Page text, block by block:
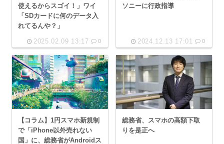
使えるからスゴイ！」ワイ
「SDカードに何のデータ入
れてるんや？」
2025.02.09 13:17 0
ソニーに行政指導
2024.12.13 17:01 0
【コラム】1円スマホ新規制
で「iPhone以外売れない
国」に、総務省がAndroidス
総務省、スマホの高額下取
りを是正へ